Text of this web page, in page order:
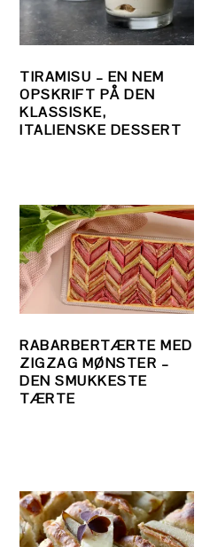
TIRAMISU – EN NEM
OPSKRIFT PÅ DEN
KLASSISKE,
ITALIENSKE DESSERT
RABARBERTÆRTE MED
ZIGZAG MØNSTER –
DEN SMUKKESTE
TÆRTE